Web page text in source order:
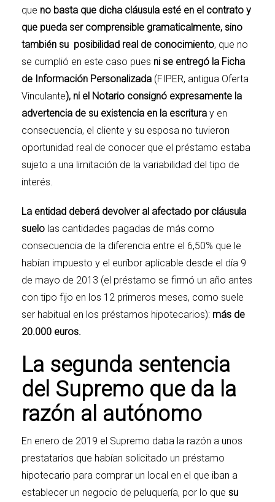
que no basta que dicha cláusula esté en el contrato y
que pueda ser comprensible gramaticalmente, sino
también su posibilidad real de conocimiento, que no
se cumplió en este caso pues ni se entregó la Ficha
de Información Personalizada (FIPER, antigua Oferta
Vinculante), ni el Notario consignó expresamente la
advertencia de su existencia en la escritura y en
consecuencia, el cliente y su esposa no tuvieron
oportunidad real de conocer que el préstamo estaba
sujeto a una limitación de la variabilidad del tipo de
interés.
La entidad deberá devolver al afectado por cláusula
suelo las cantidades pagadas de más como
consecuencia de la diferencia entre el 6,50% que le
habían impuesto y el euríbor aplicable desde el día 9
de mayo de 2013 (el préstamo se firmó un año antes
con tipo fijo en los 12 primeros meses, como suele
ser habitual en los préstamos hipotecarios): más de
20.000 euros.
La segunda sentencia
del Supremo que da la
razón al autónomo
En enero de 2019 el Supremo daba la razón a unos
prestatarios que habían solicitado un préstamo
hipotecario para comprar un local en el que iban a
establecer un negocio de peluquería, por lo que su